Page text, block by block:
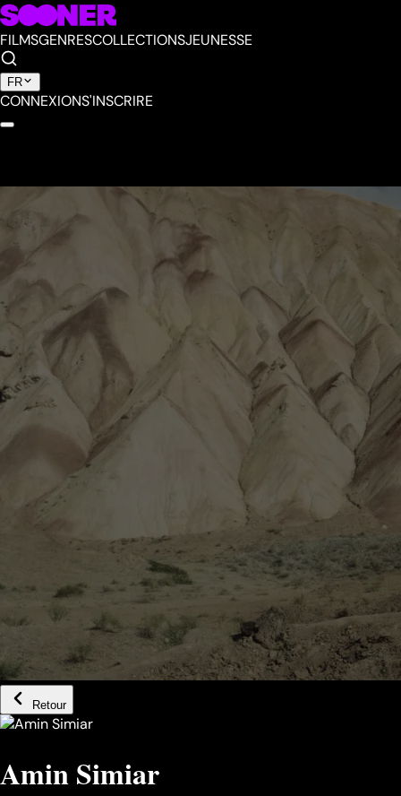
FILMSGENRESCOLLECTIONSJEUNESSE
FR
CONNEXIONS'INSCRIRE
Retour
Amin Simiar